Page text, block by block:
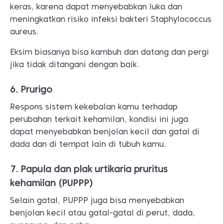
Respons sistem kekebalan kamu terhadap
perubahan terkait kehamilan, kondisi ini juga
dapat menyebabkan benjolan kecil dan gatal di
7. Papula dan plak urtikaria pruritus
kehamilan (PUPPP)
Selain gatal, PUPPP juga bisa menyebabkan
benjolan kecil atau gatal-gatal di perut, dada,
punggung, dan paha.
8. Kanker payudara
Termasuk penyakit berbahaya yang umumnya
terjadi pada wanita. Gejalanya antara lain
payudara,puting payudaramenjadi datar atau
tertarik ke dalam, keluarnya cairan dari puting,